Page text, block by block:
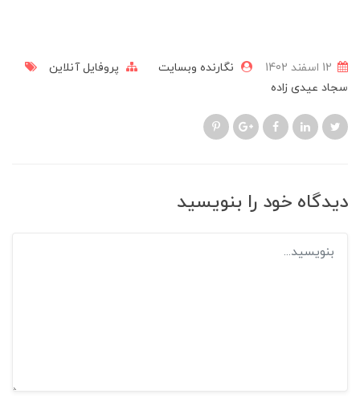
نگارنده وبسایت
پروفایل آنلاین
سجاد عیدی زاده
دیدگاه خود را بنویسید